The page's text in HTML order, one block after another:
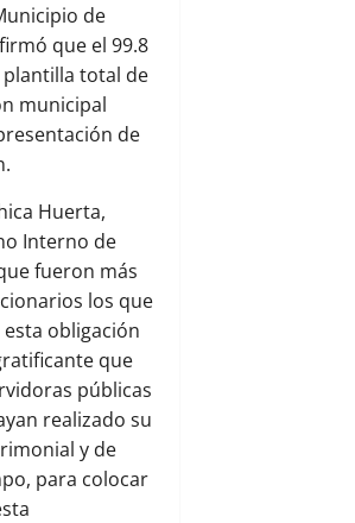
de
que el 99.8
total de
municipal
de
Huerta,
Interno de
fueron más
los que
obligación
que
públicas
realizado su
y de
para colocar